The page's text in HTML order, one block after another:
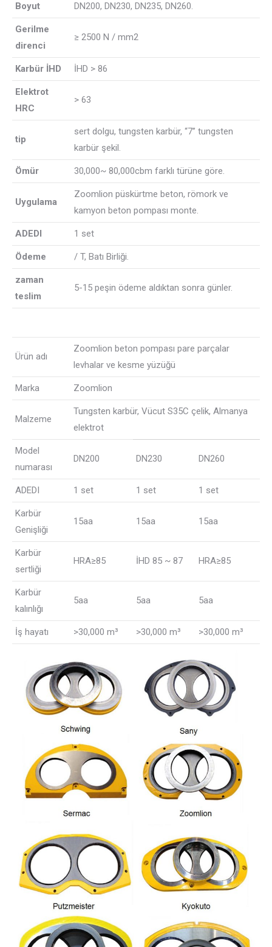
Boyut DN200, DN230, DN235, DN260.
Gerilme
direnci
≥ 2500 N / mm2
Karbür İHD İHD > 86
Elektrot
HRC
> 63
tip
sert dolgu, tungsten karbür, “7” tungsten
karbür şekil.
Ömür 30,000~ 80,000cbm farklı türüne göre.
Uygulama
Zoomlion püskürtme beton, römork ve
kamyon beton pompası monte.
ADEDI 1 set
Ödeme / T, Batı Birliği.
zaman
teslim
5-15 peşin ödeme aldıktan sonra günler.
Ürün adı
Zoomlion beton pompası pare parçalar
levhalar ve kesme yüzüğü
Marka Zoomlion
Malzeme
Tungsten karbür, Vücut S35C çelik, Almanya
elektrot
Model
numarası
DN200 DN230 DN260
ADEDI 1 set 1 set 1 set
Karbür
Genişliği
15aa 15aa 15aa
Karbür
sertliği
HRA≥85 İHD 85 ~ 87 HRA≥85
Karbür
kalınlığı
5aa 5aa 5aa
İş hayatı >30,000 m³ >30,000 m³ >30,000 m³